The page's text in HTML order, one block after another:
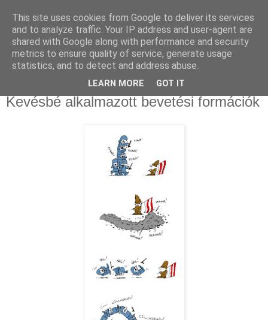
Kevésbé alkalmazott bevetési formációk
This site uses cookies from Google to deliver its services
and to analyze traffic. Your IP address and user-agent are
shared with Google along with performance and security
metrics to ensure quality of service, generate usage
statistics, and to detect and address abuse.
LEARN MORE GOT IT